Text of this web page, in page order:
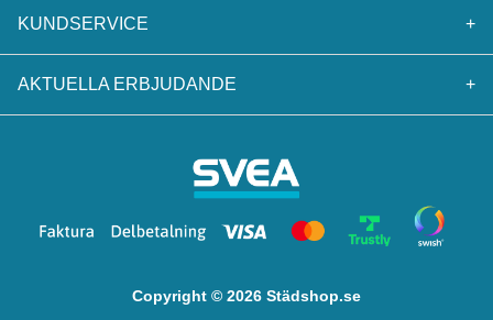
KUNDSERVICE +
AKTUELLA ERBJUDANDE +
Copyright © 2026 Städshop.se